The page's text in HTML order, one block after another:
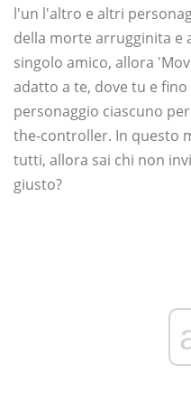
l'un l'altro e altri
della morte arrugginita e
singolo amico, allora
adatto a te, dove tu e
personaggio ciascuno
the-controller. In questo
tutti, allora sai chi non
giusto?